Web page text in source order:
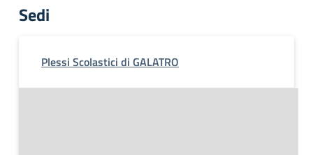
Sedi
Plessi Scolastici di GALATRO